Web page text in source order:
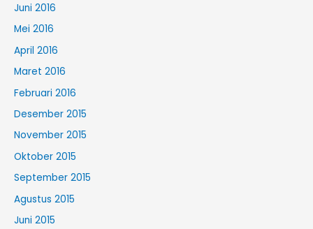
Juni 2016
Mei 2016
April 2016
Maret 2016
Februari 2016
Desember 2015
November 2015
Oktober 2015
September 2015
Agustus 2015
Juni 2015